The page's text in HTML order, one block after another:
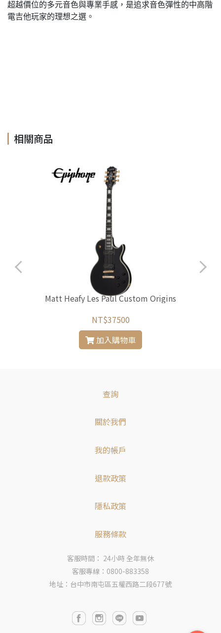
超越價位的多元音色與專業手感，是追求音色彈性的中高階
電吉他玩家的理想之選。
相關商品
Matt Heafy Les Paul Custom Origins
NT$37500
加入購物車
查詢
關於我們
我的帳戶
退款政策
隱私政策
服務條款
客服時間： 24小時 全年無休
客服專線：0800-883358
地址：台中市南屯區五權西路二段677號